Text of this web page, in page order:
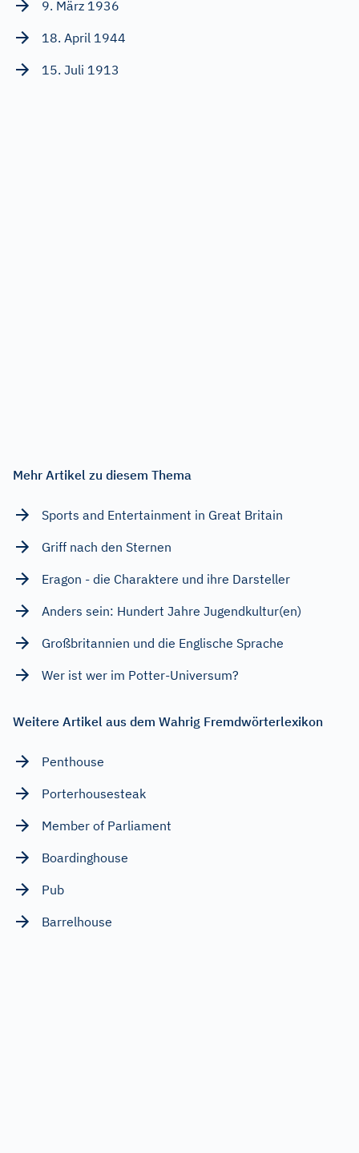
9. März 1936
18. April 1944
15. Juli 1913
Mehr Artikel zu diesem Thema
Sports and Entertainment in Great Britain
Griff nach den Sternen
Eragon - die Charaktere und ihre Darsteller
Anders sein: Hundert Jahre Jugendkultur(en)
Großbritannien und die Englische Sprache
Wer ist wer im Potter-Universum?
Weitere Artikel aus dem Wahrig Fremdwörterlexikon
Penthouse
Porterhousesteak
Member of Parliament
Boardinghouse
Pub
Barrelhouse